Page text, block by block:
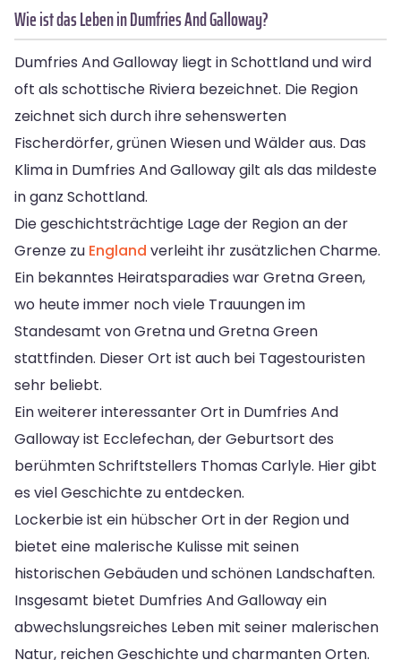
Wie ist das Leben in Dumfries And Galloway?
Dumfries And Galloway liegt in Schottland und wird
oft als schottische Riviera bezeichnet. Die Region
zeichnet sich durch ihre sehenswerten
Fischerdörfer, grünen Wiesen und Wälder aus. Das
Klima in Dumfries And Galloway gilt als das mildeste
in ganz Schottland.
Die geschichtsträchtige Lage der Region an der
Grenze zu England verleiht ihr zusätzlichen Charme.
Ein bekanntes Heiratsparadies war Gretna Green,
wo heute immer noch viele Trauungen im
Standesamt von Gretna und Gretna Green
stattfinden. Dieser Ort ist auch bei Tagestouristen
sehr beliebt.
Ein weiterer interessanter Ort in Dumfries And
Galloway ist Ecclefechan, der Geburtsort des
berühmten Schriftstellers Thomas Carlyle. Hier gibt
es viel Geschichte zu entdecken.
Lockerbie ist ein hübscher Ort in der Region und
bietet eine malerische Kulisse mit seinen
historischen Gebäuden und schönen Landschaften.
Insgesamt bietet Dumfries And Galloway ein
abwechslungsreiches Leben mit seiner malerischen
Natur, reichen Geschichte und charmanten Orten.